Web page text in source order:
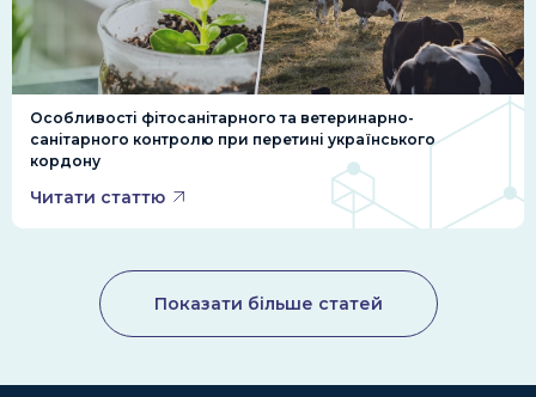
насипні вантажі: це вугілля, добрива, пісок, зерно та
багато іншого, що перевозять розсипом без
суворого перерахунку;
наприклад, автомобілів та спеціальної техніки;
контейнерні: більшу частину товарів перевозять
контейнерами, вони поділяються на дві категорії –
FCL1 з повним завантаженням контейнера від одного
відправника вантажу, FTL2 – збірні контейнери, якими
клієнтів.
Головні особливості доставки вантажу морем – це
пересування між встановленими портами, регулярність
Особливості фітосанітарного та ветеринарно-
санітарного контролю при перетині українського
кордону
Читати статтю
Показати більше статей